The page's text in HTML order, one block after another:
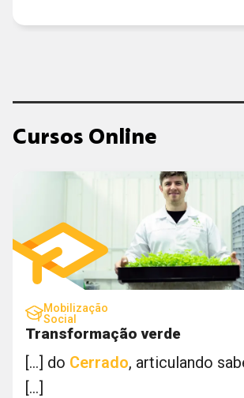
Cursos Online
Mobilização
Social
Transformação verde
[...] do Cerrado, articulando
[...]